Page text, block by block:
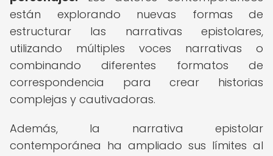
están explorando nuevas formas de
estructurar las narrativas epistolares,
utilizando múltiples voces narrativas o
combinando diferentes formatos de
correspondencia para crear historias
complejas y cautivadoras.
Además, la narrativa epistolar
contemporánea ha ampliado sus límites al